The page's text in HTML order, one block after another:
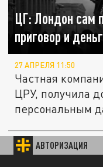
АВТОРИЗАЦИЯ
ЦГ: Лондон сам
приговор и
27 АПРЕЛЯ 11:50
Частная
ЦРУ, получила
персональным
ПОЛИТИКА